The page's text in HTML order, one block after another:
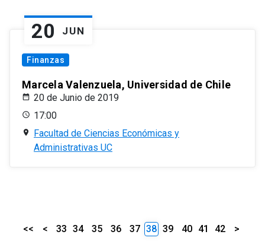
20 JUN
Finanzas
Marcela Valenzuela, Universidad de Chile
20 de Junio de 2019
17:00
Facultad de Ciencias Económicas y
Administrativas UC
<< < 33 34 35 36 37 38 39 40 41 42 >